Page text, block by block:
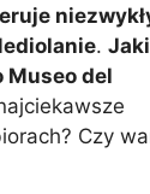
. Jaki
Museo del
Czy